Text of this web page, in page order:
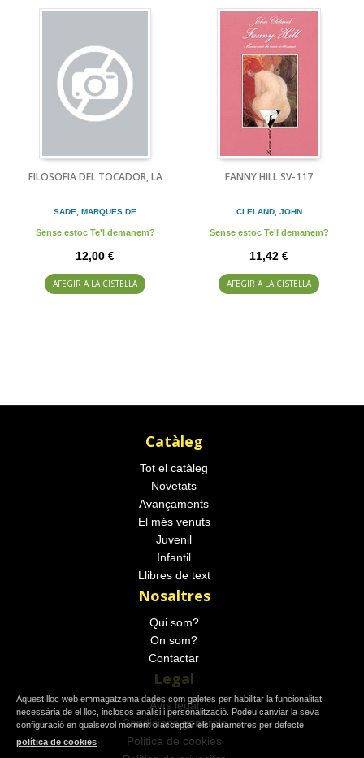
FILOSOFIA DEL TOCADOR, LA
SADE, MARQUES DE
Sense estoc Te'l demanem?
12,00 €
AFEGIR A LA CISTELLA
FANNY HILL SV-117
CLELAND, JOHN
Sense estoc Te'l demanem?
11,42 €
AFEGIR A LA CISTELLA
Catàleg
Tot el catàleg
Novetats
Avançaments
El més venuts
Juvenil
Infantil
Llibres de text
Nosaltres
Qui som?
On som?
Contactar
Legal
Avís legal
Condicions generals
Politica de cookies
Aquest lloc web emmagatzema dades com galetes per habilitar la funcionalitat
necessària de el lloc, inclosos anàlisi i personalització. Podeu canviar la seva
configuració en qualsevol moment o acceptar els paràmetres per defecte.
política de cookies